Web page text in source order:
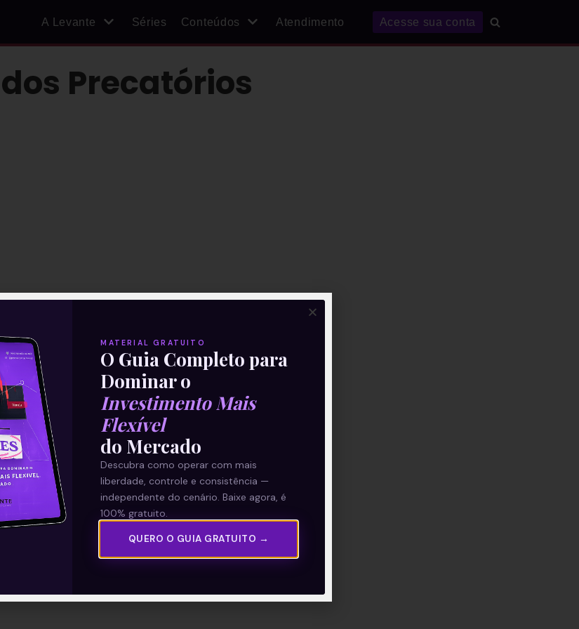
A Levante Séries Conteúdos Atendimento Acesse sua conta
Precatórios
MATERIAL GRATUITO
O Guia Completo para
Dominar o
Investimento Mais
Flexível
do Mercado
Descubra como operar com mais
liberdade, controle e consistência —
independente do cenário. Baixe agora, é
100% gratuito.
QUERO O GUIA GRATUITO →